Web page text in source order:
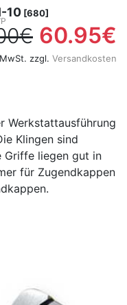
10 [680]
60.95€
zzgl. Versandkosten
Werkstattausführung
Klingen sind
Griffe liegen gut in
für Zugendkappen